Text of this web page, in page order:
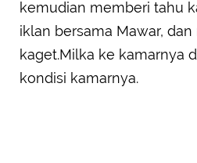
kemudian memberi tahu
iklan bersama Mawar, dan
kaget.Milka ke kamarnya
kondisi kamarnya.